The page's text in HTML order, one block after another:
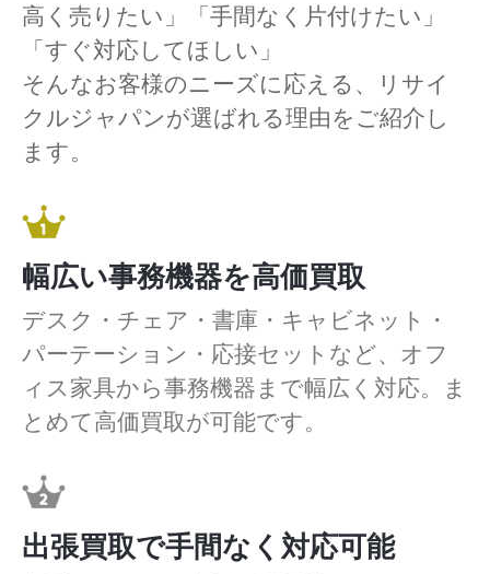
高く売りたい」「手間なく片付けたい」
「すぐ対応してほしい」
そんなお客様のニーズに応える、リサイ
クルジャパンが選ばれる理由をご紹介し
ます。
幅広い事務機器を高価買取
デスク・チェア・書庫・キャビネット・
パーテーション・応接セットなど、オフ
ィス家具から事務機器まで幅広く対応。ま
とめて高価買取が可能です。
出張買取で手間なく対応可能